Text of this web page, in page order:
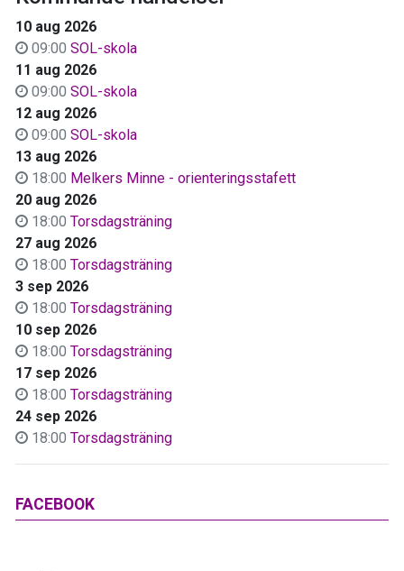
10 aug 2026
09:00 SOL-skola
11 aug 2026
09:00 SOL-skola
12 aug 2026
09:00 SOL-skola
13 aug 2026
18:00 Melkers Minne - orienteringsstafett
20 aug 2026
18:00 Torsdagsträning
27 aug 2026
18:00 Torsdagsträning
3 sep 2026
18:00 Torsdagsträning
10 sep 2026
18:00 Torsdagsträning
17 sep 2026
18:00 Torsdagsträning
24 sep 2026
18:00 Torsdagsträning
FACEBOOK